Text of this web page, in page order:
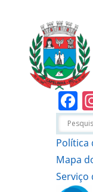
Política
Mapa
Serviço